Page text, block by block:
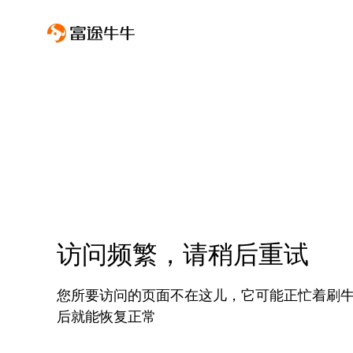
访问频繁，请稍后重试
您所要访问的页面不在这儿，它可能正忙着刷
后就能恢复正常